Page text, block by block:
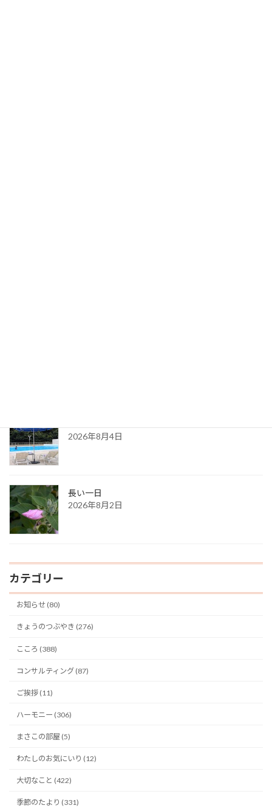
2026年8月4日
長い一日
2026年8月2日
カテゴリー
お知らせ (80)
きょうのつぶやき (276)
こころ (388)
コンサルティング (87)
ご挨拶 (11)
ハーモニー (306)
まさこの部屋 (5)
わたしのお気にいり (12)
大切なこと (422)
季節のたより (331)